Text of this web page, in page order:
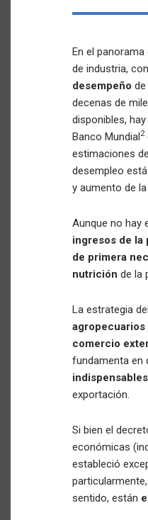
En el
de industria,
desempeño
decenas de
disponibles,
Banco Mundial2
estimaciones
desempleo
y aumento de
Aunque no hay
ingresos de la
de primera
nutrición de la
La estrategia
comercio
fundamenta en
indispensables
exportación.
Si bien el
económicas
estableció
sentido, están